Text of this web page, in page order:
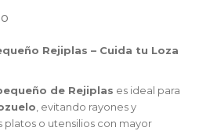
Rejiplas – Cuida tu Loza
de Rejiplas es ideal para
, evitando rayones y
platos o utensilios con mayor